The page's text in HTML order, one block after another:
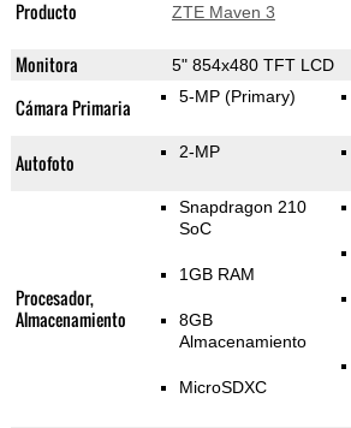
Producto ZTE Maven 3
Monitora 5" 854x480 TFT LCD
Cámara Primaria 5-MP (Primary)
Autofoto 2-MP
Procesador,
Almacenamiento
Snapdragon 210
SoC
1GB RAM
8GB
Almacenamiento
MicroSDXC